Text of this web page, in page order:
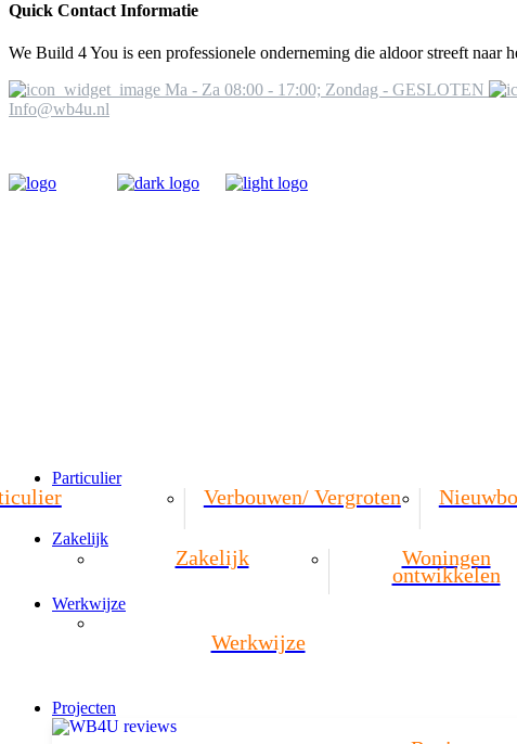
Quick Contact Informatie
We Build 4 You is een professionele onderneming die aldoor streeft naar
Ma - Za 08:00 - 17:00; Zondag - GESLOTEN
Info@wb4u.nl
Particulier
Verbouwen/ Vergroten
Zakelijk
Zakelijk Woningen
ontwikkelen
Werkwijze
Werkwijze
Projecten